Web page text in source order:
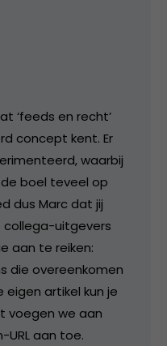
‘feeds en recht’
concept kent. Er
waarbij
boel teveel op
dus Marc dat jij
collega-uitgevers
aan te reiken:
die overeenkomen
artikel kun je
voegen we aan
aan toe.